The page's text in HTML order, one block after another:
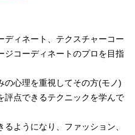
ディネート、テクスチャーコー
ジコーディネートのプロを目指
の心理を重視してその方(モノ)
評点できるテクニックを学んで
ようになり、ファッション、